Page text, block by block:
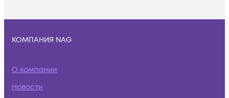
КОМПАНИЯ NAG
О компании
Новости